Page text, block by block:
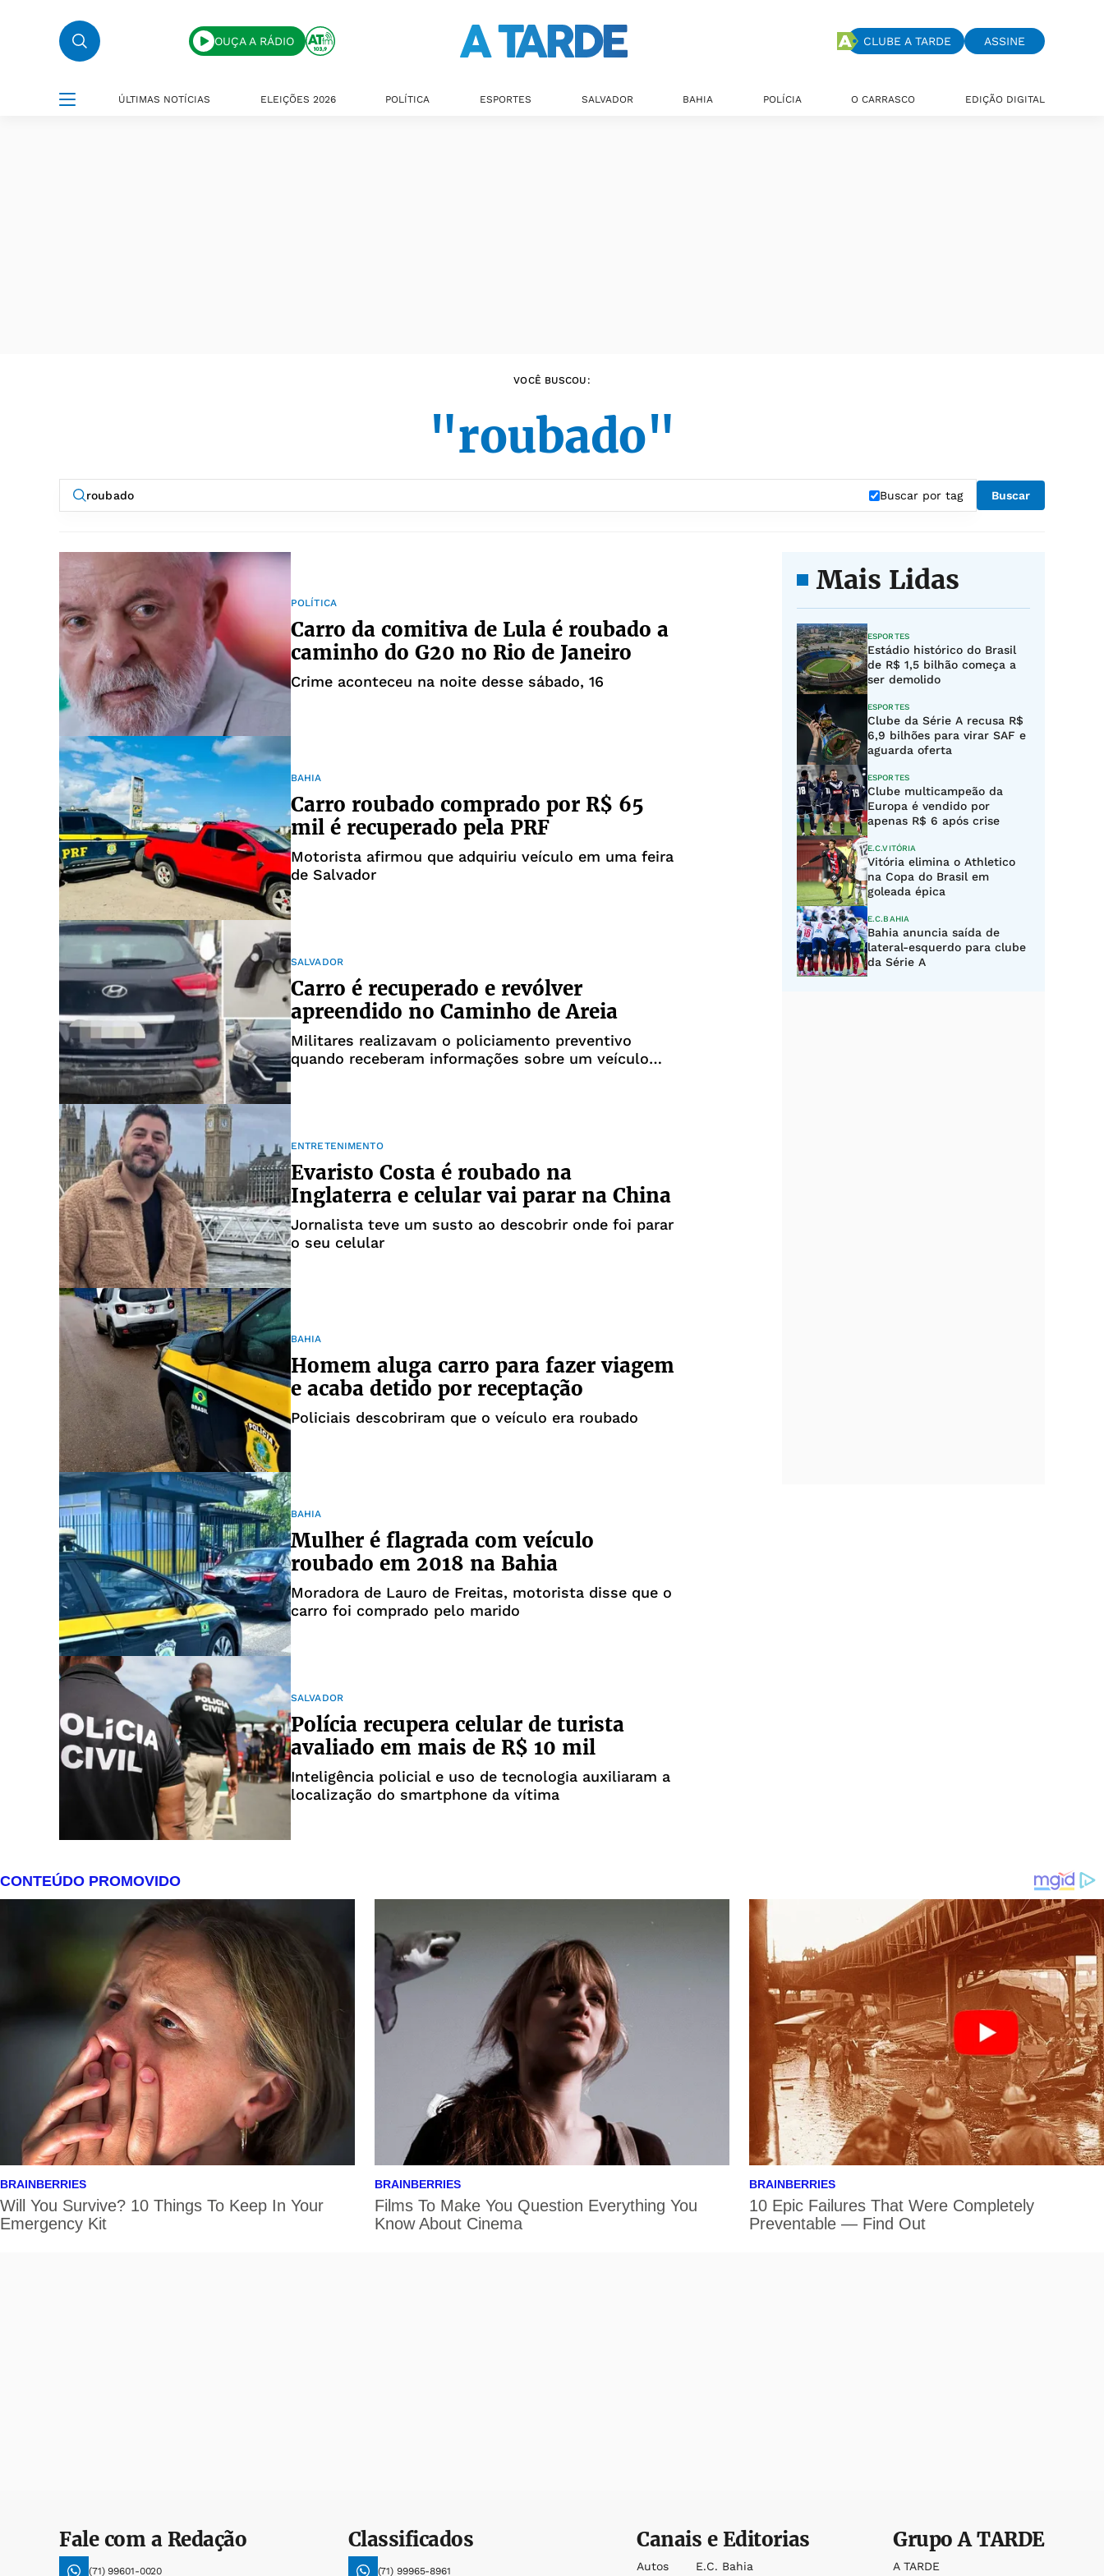
OUÇA A RÁDIO CLUBE A TARDE ASSINE
ÚLTIMAS NOTÍCIAS ELEIÇÕES 2026 POLÍTICA ESPORTES SALVADOR BAHIA POLÍCIA O CARRASCO EDIÇÃO DIGITAL
VOCÊ BUSCOU:
"roubado"
Buscar por tag Buscar
POLÍTICA
Carro da comitiva de Lula é roubado a
caminho do G20 no Rio de Janeiro
Crime aconteceu na noite desse sábado, 16
BAHIA
Carro roubado comprado por R$ 65
mil é recuperado pela PRF
Motorista afirmou que adquiriu veículo em uma feira
de Salvador
SALVADOR
Carro é recuperado e revólver
apreendido no Caminho de Areia
Militares realizavam o policiamento preventivo
quando receberam informações sobre um veículo
ENTRETENIMENTO
Evaristo Costa é roubado na
Inglaterra e celular vai parar na China
Jornalista teve um susto ao descobrir onde foi parar
o seu celular
BAHIA
Homem aluga carro para fazer viagem
e acaba detido por receptação
Policiais descobriram que o veículo era roubado
BAHIA
Mulher é flagrada com veículo
roubado em 2018 na Bahia
Moradora de Lauro de Freitas, motorista disse que o
carro foi comprado pelo marido
SALVADOR
Polícia recupera celular de turista
avaliado em mais de R$ 10 mil
Inteligência policial e uso de tecnologia auxiliaram a
localização do smartphone da vítima
Mais Lidas
ESPORTES
Estádio histórico do Brasil
de R$ 1,5 bilhão começa a
ser demolido
ESPORTES
Clube da Série A recusa R$
6,9 bilhões para virar SAF e
aguarda oferta
ESPORTES
Clube multicampeão da
Europa é vendido por
apenas R$ 6 após crise
E.C.VITÓRIA
Vitória elimina o Athletico
na Copa do Brasil em
goleada épica
E.C.BAHIA
Bahia anuncia saída de
lateral-esquerdo para clube
da Série A
Fale com a Redação
(71) 99601-0020
Classificados
(71) 99965-8961
Canais e Editorias
Autos E.c. Bahia
GrupoA TARDE
A TARDE